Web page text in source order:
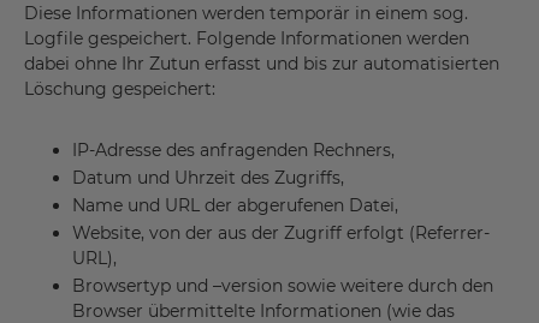
Diese Informationen werden temporär in einem sog.
Logfile gespeichert. Folgende Informationen werden
dabei ohne Ihr Zutun erfasst und bis zur automatisierten
Löschung gespeichert:
IP-Adresse des anfragenden Rechners,
Datum und Uhrzeit des Zugriffs,
Name und URL der abgerufenen Datei,
Website, von der aus der Zugriff erfolgt (Referrer-
URL),
Browsertyp und –version sowie weitere durch den
Browser übermittelte Informationen (wie das